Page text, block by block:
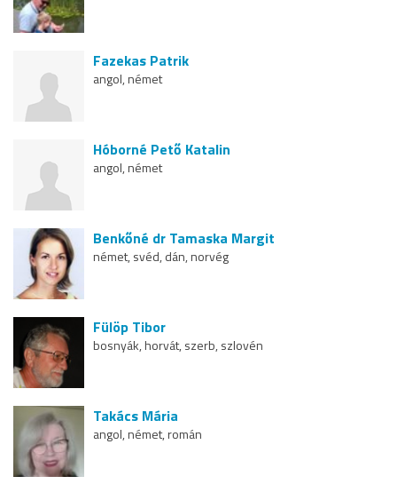
Fazekas Patrik
angol, német
Hóborné Pető Katalin
angol, német
Benkőné dr Tamaska Margit
német, svéd, dán, norvég
Fülöp Tibor
bosnyák, horvát, szerb, szlovén
Takács Mária
angol, német, román